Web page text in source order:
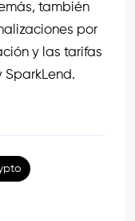
también
por
y las tarifas
SparkLend.